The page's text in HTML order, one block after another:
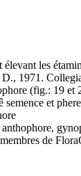
élevant les
1971.
(fig.: 19 et
semence et
de